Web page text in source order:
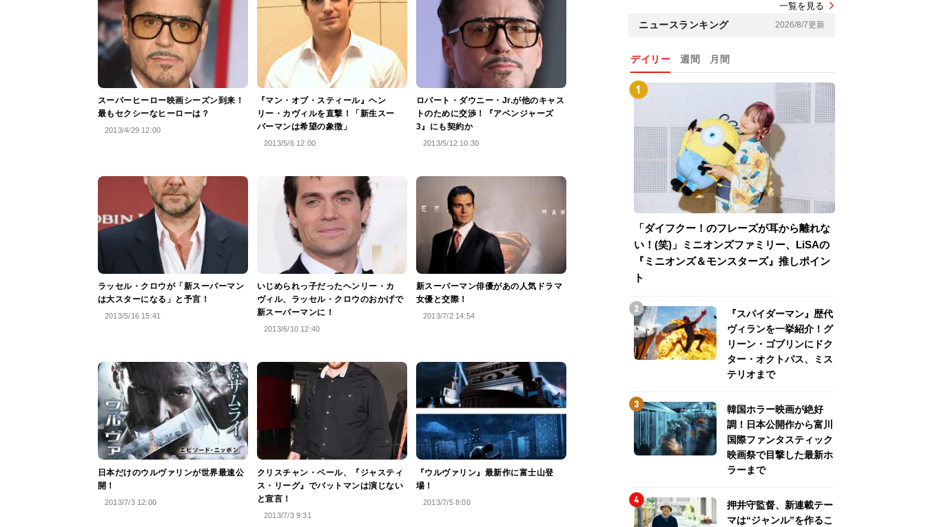
スーパーヒーロー映画シーズン到来！
最もセクシーなヒーローは？
2013/4/29 12:00
『マン・オブ・スティール』ヘン
リー・カヴィルを直撃！「新生スー
パーマンは希望の象徴」
2013/5/6 12:00
ロバート・ダウニー・Jr.が他のキャス
トのために交渉！『アベンジャーズ
3』にも契約か
2013/5/12 10:30
ラッセル・クロウが「新スーパーマン
は大スターになる」と予言！
2013/5/16 15:41
いじめられっ子だったヘンリー・カ
ヴィル、ラッセル・クロウのおかげで
新スーパーマンに！
2013/6/10 12:40
新スーパーマン俳優があの人気ドラマ
女優と交際！
2013/7/2 14:54
日本だけのウルヴァリンが世界最速公
開！
2013/7/3 12:00
クリスチャン・ベール、『ジャスティ
ス・リーグ』でバットマンは演じない
と宣言！
2013/7/3 9:31
『ウルヴァリン』最新作に富士山登
場！
2013/7/5 8:00
一覧を見る
ニュースランキング 2026/8/7更新
デイリー 週間 月間
「ダイフクー！のフレーズが耳から離れな
い！(笑)」ミニオンズファミリー、LiSAの
『ミニオンズ＆モンスターズ』推しポイン
ト
『スパイダーマン』歴代
ヴィランを一挙紹介！グ
リーン・ゴブリンにドク
ター・オクトパス、ミス
テリオまで
韓国ホラー映画が絶好
調！日本公開作から富川
国際ファンタスティック
映画祭で目撃した最新ホ
ラーまで
押井守監督、新連載テー
マは“ジャンル”を作るこ